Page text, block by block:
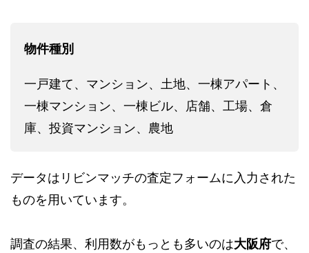
物件種別
一戸建て、マンション、土地、一棟アパート、
一棟マンション、一棟ビル、店舗、工場、倉
庫、投資マンション、農地
データはリビンマッチの査定フォームに入力された
ものを用いています。
調査の結果、利用数がもっとも多いのは大阪府で、